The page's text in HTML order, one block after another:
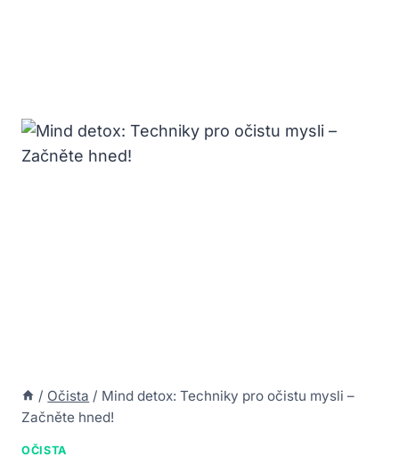
/ Očista / Mind detox: Techniky pro očistu mysli –
Začněte hned!
OČISTA